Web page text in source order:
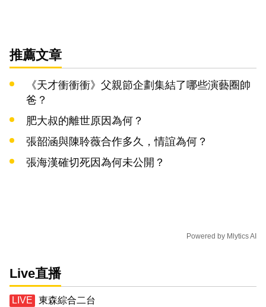
推薦文章
《天才衝衝衝》父親節企劃集結了哪些演藝圈帥
爸？
肥大叔的離世原因為何？
張韶涵與陳聆薇合作多久，情誼為何？
張海漢確切死因為何未公開？
Powered by Mlytics AI
Live直播
東森綜合二台